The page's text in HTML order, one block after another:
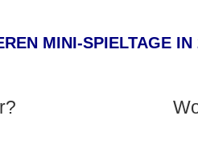
MINI-SPIELTAGE IN